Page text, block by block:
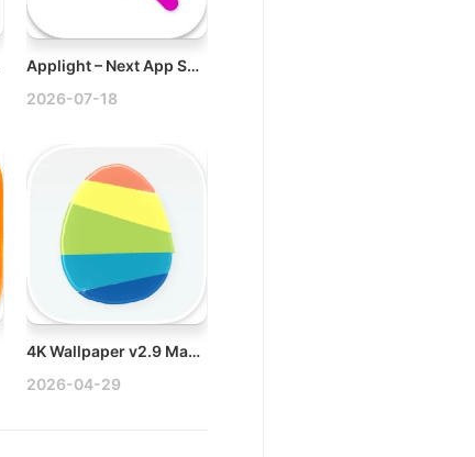
Applight – Next App Switcher v1.1.2 Mac窗口智能切换应用破解版
2026-07-18
4K Wallpaper v2.9 Mac壁纸专家 – 高清墙纸主题破解版
2026-04-29